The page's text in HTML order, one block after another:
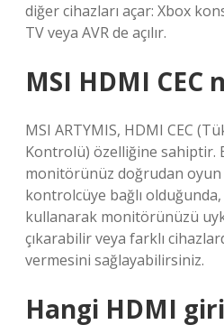
diğer cihazları açar: Xbox
TV veya AVR de açılır.
MSI HDMI CEC
MSI ARTYMIS, HDMI CEC
Kontrolü) özelliğine sahiptir.
monitörünüz doğrudan
kontrolcüye bağlı
kullanarak monitörünüzü
çıkarabilir veya farklı
vermesini sağlayabilirsiniz.
Hangi HDMI